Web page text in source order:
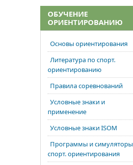
ОБУЧЕНИЕ
ОРИЕНТИРОВАНИЮ
Основы ориентирования
Литература по спорт.
ориентированию
Правила соревнований
Условные знаки и
применение
Условные знаки ISOM
Программы и симуляторы
спорт. ориентирования